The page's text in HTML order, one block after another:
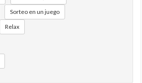
Sorteo en un juego
Relax